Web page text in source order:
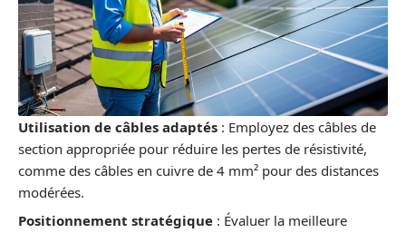
Utilisation de câbles adaptés : Employez des câbles de
section appropriée pour réduire les pertes de résistivité,
comme des câbles en cuivre de 4 mm² pour des distances
modérées.
Positionnement stratégique : Évaluer la meilleure